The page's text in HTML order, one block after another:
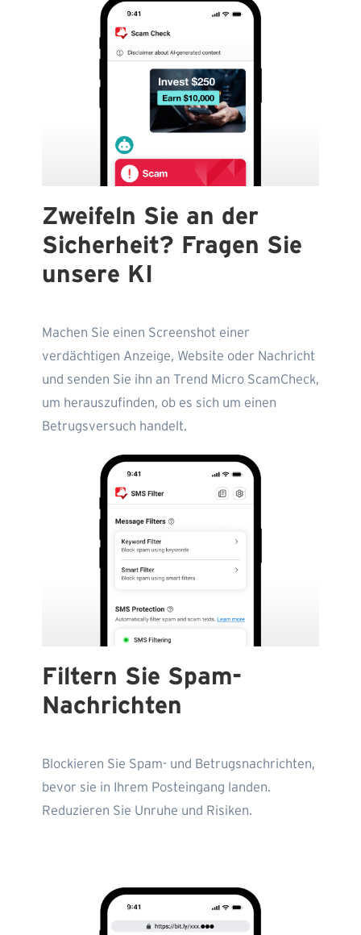
Zweifeln Sie an der
Sicherheit? Fragen Sie
unsere KI
Machen Sie einen Screenshot einer
verdächtigen Anzeige, Website oder Nachricht
und senden Sie ihn an Trend Micro ScamCheck,
um herauszufinden, ob es sich um einen
Betrugsversuch handelt.
Filtern Sie Spam-
Nachrichten
Blockieren Sie Spam- und Betrugsnachrichten,
bevor sie in Ihrem Posteingang landen.
Reduzieren Sie Unruhe und Risiken.